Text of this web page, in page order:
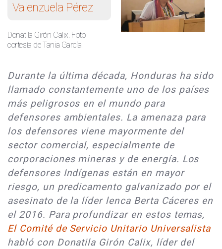
Valenzuela Pérez
Donatila Girón Calix. Foto
cortesía de Tania García.
Durante la última década, Honduras ha sido
llamado constantemente uno de los países
más peligrosos en el mundo para
defensores ambientales. La amenaza para
los defensores viene mayormente del
sector comercial, especialmente de
corporaciones mineras y de energía. Los
defensores Indígenas están en mayor
riesgo, un predicamento galvanizado por el
asesinato de la líder lenca Berta Cáceres en
el 2016. Para profundizar en estos temas,
El Comité de Servicio Unitario Universalista
habló con Donatila Girón Calix, líder del